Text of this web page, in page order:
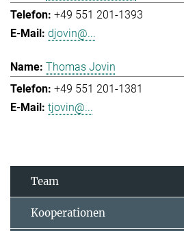
+49 551 201-1393
djovin@...
Thomas Jovin
+49 551 201-1381
tjovin@...
Team
Kooperationen